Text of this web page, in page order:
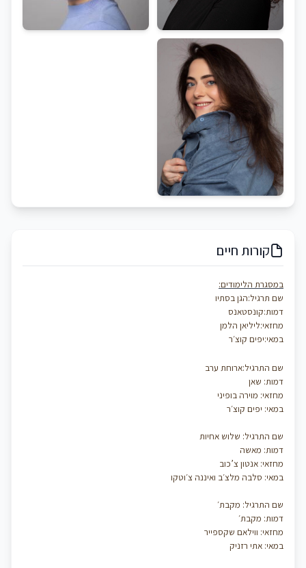
קורות חיים
במסגרת הלימודים:
שם תרגיל:הגן בסתיו
דמות:קונסטאנס
מחזאי:ליליאן הלמן
במאי:יפים קוצ׳ר
שם התרגיל:ארוחת ערב
דמות: שאן
מחזאי: מוירה בופיני
במאי: יפים קוצ׳ר
שם התרגיל: שלוש אחיות
דמות: מאשה
מחזאי: אנטון צ’כוב
במאי: סלבה מלצ׳ב ואיננה צ׳וטקו
שם התרגיל: מקבת׳
דמות: מקבת׳
מחזאי: ווילאם שקספייר
במאי: אתי רזניק